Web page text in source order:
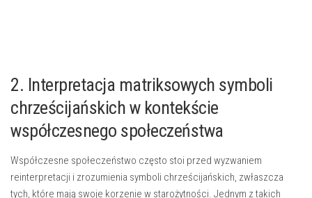
2. Interpretacja matriksowych symboli
chrześcijańskich w kontekście
współczesnego społeczeństwa
Współczesne społeczeństwo często stoi przed wyzwaniem
reinterpretacji ​i zrozumienia symboli chrześcijańskich, zwłaszcza
tych, które mają swoje korzenie w ‌starożytności. Jednym z takich